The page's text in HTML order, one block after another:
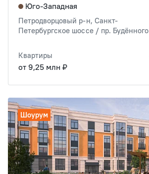
Юго-Западная
Петродворцовый р-н, Санкт-
Петербургское шоссе / пр. Будённого
Квартиры
от 9,25 млн ₽
Шоурум